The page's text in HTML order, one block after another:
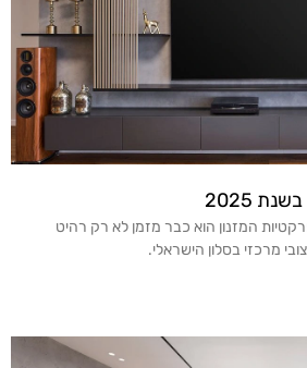
2025
המזנון הוא כבר מזמן לא רק רהיט
מרכזי בסלון הישראלי.